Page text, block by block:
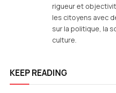
rigueur et
les citoyens avec
sur la politique, la
culture.
KEEP READING